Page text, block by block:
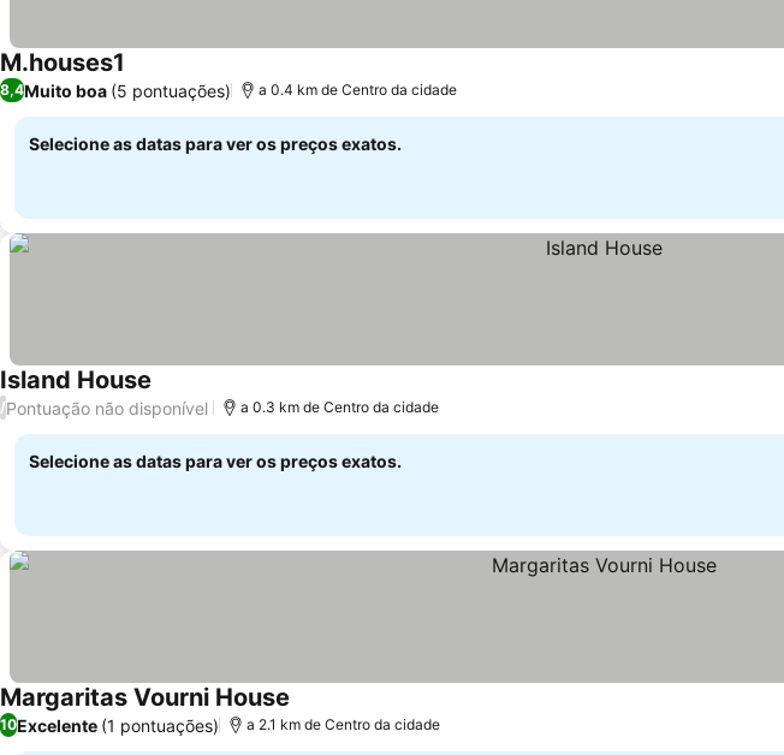
M.houses1
8,4Muito boa (5 pontuações) a 0.4 km de Centro da cidade
Selecione as datas para ver os preços exatos.
Island House Ver preços
/Pontuação não disponível a 0.3 km de Centro da cidade
Selecione as datas para ver os preços exatos.
Margaritas Vourni House
10Excelente (1 pontuações) a 2.1 km de Centro da cidade